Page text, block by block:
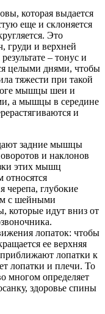
которая выдается
еще и склоняется
Это
груди и верхней
– тонус и
целыми днями, чтобы
тяжести при такой
мышцы шеи и
а мышцы в середине
и
задние мышцы
и наклонов
этих мышц
глубокие
с шейными
которые идут вниз от
лопаток: чтобы
ее верхняя
лопатки к
лопатки и плечи. То
многом определяет
здоровье спины